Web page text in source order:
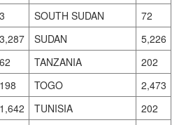
3 SOUTH SUDAN
72
3,287 SUDAN
5,226
62 TANZANIA
202
198 TOGO
2,473
1,642 TUNISIA
202